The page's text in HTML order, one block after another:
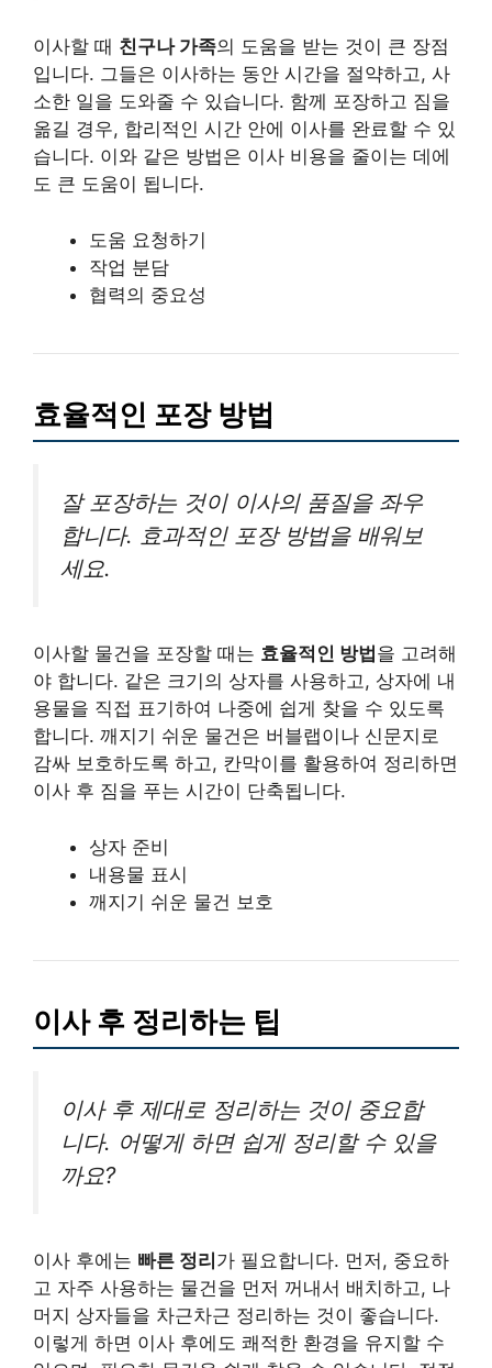
이사할 때 친구나 가족의 도움을 받는 것이 큰 장점
입니다. 그들은 이사하는 동안 시간을 절약하고, 사
소한 일을 도와줄 수 있습니다. 함께 포장하고 짐을
옮길 경우, 합리적인 시간 안에 이사를 완료할 수 있
습니다. 이와 같은 방법은 이사 비용을 줄이는 데에
도 큰 도움이 됩니다.
도움 요청하기
작업 분담
협력의 중요성
효율적인 포장 방법
잘 포장하는 것이 이사의 품질을 좌우
합니다. 효과적인 포장 방법을 배워보
세요.
이사할 물건을 포장할 때는 효율적인 방법 을 고려해
야 합니다. 같은 크기의 상자를 사용하고, 상자에 내
용물을 직접 표기하여 나중에 쉽게 찾을 수 있도록
합니다. 깨지기 쉬운 물건은 버블랩이나 신문지로
감싸 보호하도록 하고, 칸막이를 활용하여 정리하면
이사 후 짐을 푸는 시간이 단축됩니다.
상자 준비
내용물 표시
깨지기 쉬운 물건 보호
이사 후 정리하는 팁
이사 후 제대로 정리하는 것이 중요합
니다. 어떻게 하면 쉽게 정리할 수 있을
까요?
이사 후에는 빠른 정리 가 필요합니다. 먼저, 중요하
고 자주 사용하는 물건을 먼저 꺼내서 배치하고, 나
머지 상자들을 차근차근 정리하는 것이 좋습니다.
이렇게 하면 이사 후에도 쾌적한 환경을 유지할 수